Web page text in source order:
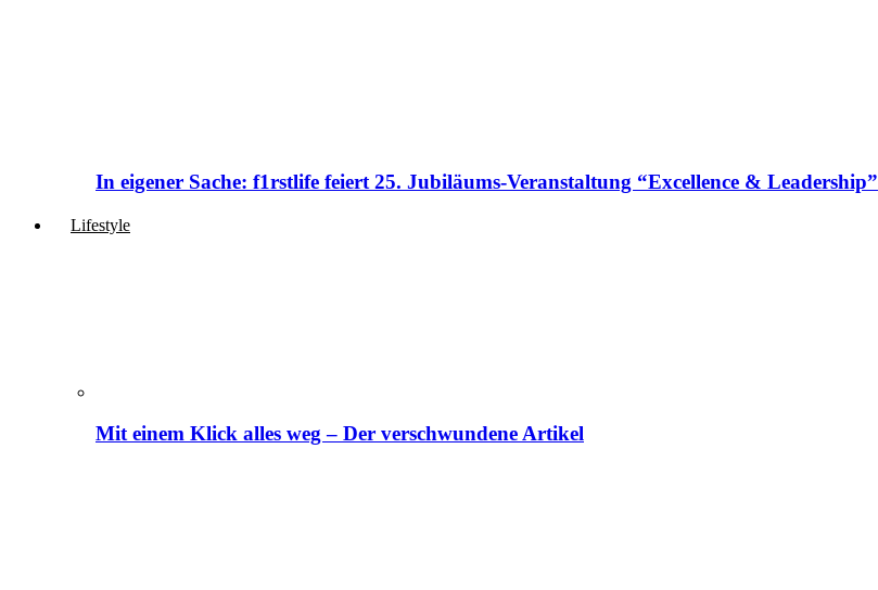
In eigener Sache: f1rstlife feiert 25. Jubiläums-Veranstaltung “Excellence & Leadership”
Lifestyle
Mit einem Klick alles weg – Der verschwundene Artikel